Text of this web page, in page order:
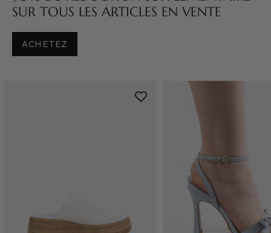
SUR TOUS LES ARTICLES EN VENTE
ACHETEZ